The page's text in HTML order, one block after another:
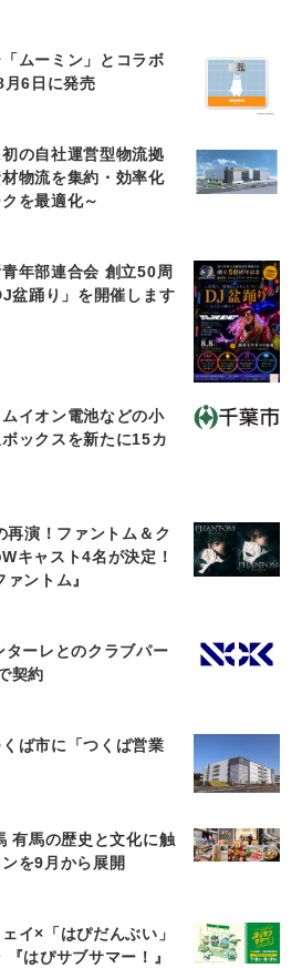
ムーミン」とコラボ
月6日に発売
の自社運営型物流拠
物流を集約・効率化
を最適化～
年部連合会 創立50周
盆踊り」を開催します
イオン電池などの小
ックスを新たに15カ
演！ファントム＆ク
キャスト4名が決定！
ントム』
ーレとのクラブパー
契約
ば市に「つくば営業
有馬の歴史と文化に触
を9月から展開
イ×「はぴだんぶい」
はぴサブサマー！』